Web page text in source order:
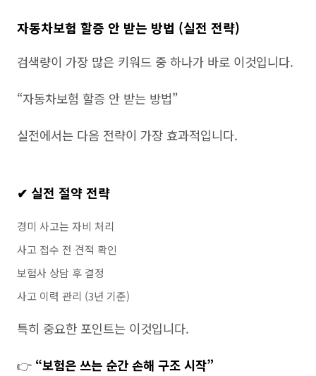
자동차보험 할증 안 받는 방법 (실전 전략)
검색량이 가장 많은 키워드 중 하나가 바로 이것입니다.
“자동차보험 할증 안 받는 방법”
실전에서는 다음 전략이 가장 효과적입니다.
✔ 실전 절약 전략
경미 사고는 자비 처리
사고 접수 전 견적 확인
보험사 상담 후 결정
사고 이력 관리 (3년 기준)
특히 중요한 포인트는 이것입니다.
👉 “보험은 쓰는 순간 손해 구조 시작”